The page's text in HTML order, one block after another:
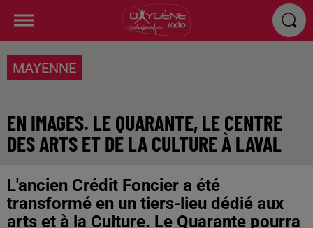
MAYENNE
EN IMAGES. LE QUARANTE, LE CENTRE
DES ARTS ET DE LA CULTURE À LAVAL
L'ancien Crédit Foncier a été
transformé en un tiers-lieu dédié aux
arts et à la Culture. Le Quarante pourra